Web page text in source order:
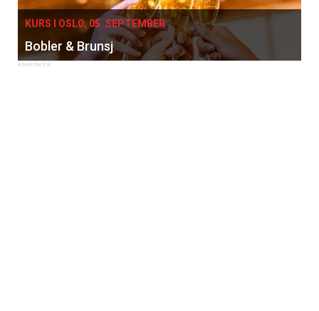
KURS I OSLO, 05. SEPTEMBER
Bobler & Brunsj